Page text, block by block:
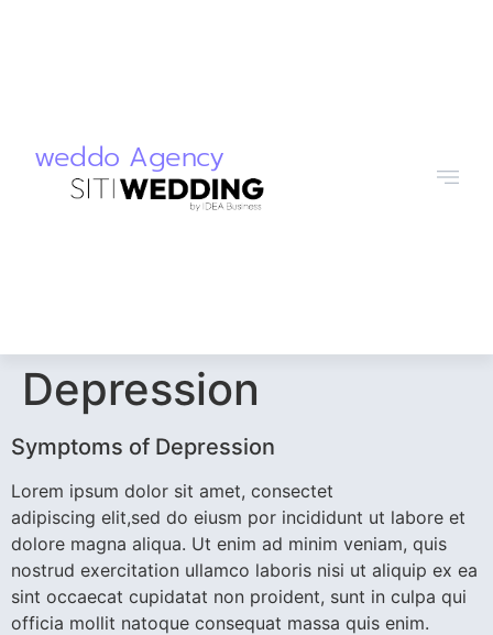
weddo Agency
Depression
Symptoms of Depression
Lorem ipsum dolor sit amet, consectet
adipiscing elit,sed do eiusm por incididunt ut labore et
dolore magna aliqua. Ut enim ad minim veniam, quis
nostrud exercitation ullamco laboris nisi ut aliquip ex ea
sint occaecat cupidatat non proident, sunt in culpa qui
officia mollit natoque consequat massa quis enim.